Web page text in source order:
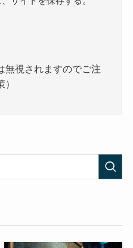
無視されますのでご注